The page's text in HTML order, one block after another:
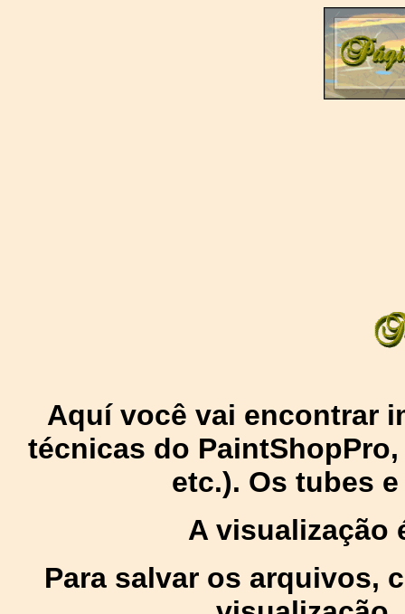
Aquí você vai encontrar
técnicas do
etc.). Os tubes
A visualização
Para salvar os arquivos,